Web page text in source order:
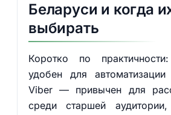
Беларуси и когда
выбирать
Коротко по
удобен для автоматизации
Viber — привычен для
среди старшей